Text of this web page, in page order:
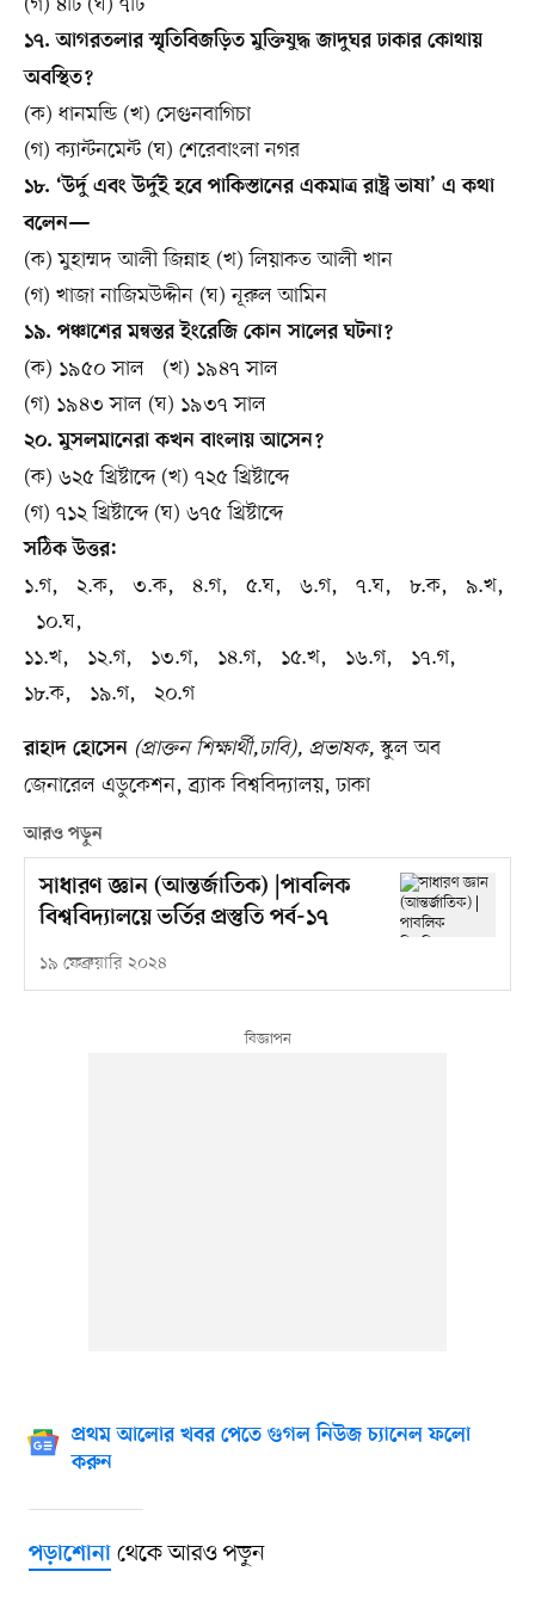
১৭. আগরতলার স্মৃতিবিজড়িত মুক্তিযুদ্ধ জাদুঘর ঢাকার কোথায়
অবস্থিত?
(ক) ধানমন্ডি (খ) সেগুনবাগিচা
(গ) ক্যান্টনমেন্ট (ঘ) শেরেবাংলা নগর
১৮. ‘উর্দু এবং উর্দুই হবে পাকিস্তানের একমাত্র রাষ্ট্র ভাষা’ এ কথা
বলেন—
(ক) মুহাম্মদ আলী জিন্নাহ (খ) লিয়াকত আলী খান
(গ) খাজা নাজিমউদ্দীন (ঘ) নূরুল আমিন
১৯. পঞ্চাশের মন্বন্তর ইংরেজি কোন সালের ঘটনা?
(ক) ১৯৫০ সাল (খ) ১৯৪৭ সাল
(গ) ১৯৪৩ সাল (ঘ) ১৯৩৭ সাল
২০. মুসলমানেরা কখন বাংলায় আসেন?
(ক) ৬২৫ খ্রিষ্টাব্দে (খ) ৭২৫ খ্রিষ্টাব্দে
(গ) ৭১২ খ্রিষ্টাব্দে (ঘ) ৬৭৫ খ্রিষ্টাব্দে
সঠিক উত্তর:
১.গ, ২.ক, ৩.ক, ৪.গ, ৫.ঘ, ৬.গ, ৭.ঘ, ৮.ক, ৯.খ,
১০.ঘ,
১১.খ, ১২.গ, ১৩.গ, ১৪.গ, ১৫.খ, ১৬.গ, ১৭.গ,
১৮.ক, ১৯.গ, ২০.গ
রাহাদ হোসেন (প্রাক্তন শিক্ষার্থী,ঢাবি), প্রভাষক, স্কুল অব
জেনারেল এডুকেশন, ব্র্যাক বিশ্ববিদ্যালয়, ঢাকা
আরও পড়ুন
সাধারণ জ্ঞান (আন্তর্জাতিক) |পাবলিক
বিশ্ববিদ্যালয়ে ভর্তির প্রস্তুতি পর্ব-১৭
১৯ ফেব্রুয়ারি ২০২৪
প্রথম আলোর খবর পেতে গুগল নিউজ চ্যানেল ফলো
করুন
পড়াশোনাথেকে আরও পড়ুন